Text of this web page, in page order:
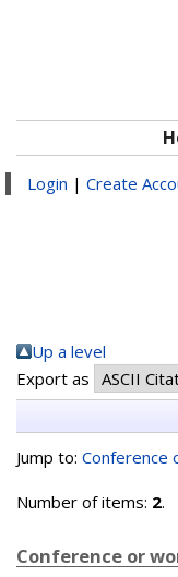
Login | Create
Up a level
Export as
Jump to: Conference
Number of items: 2.
Conference or